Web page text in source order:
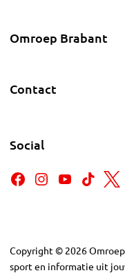
Omroep Brabant
Contact
Social
Copyright © 2026
sport en informatie uit